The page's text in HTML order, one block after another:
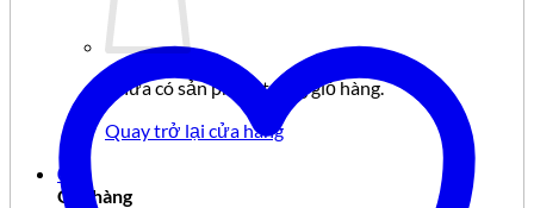
Chưa có sản phẩm trong giỏ hàng.
Quay trở lại cửa hàng
0
Giỏ hàng